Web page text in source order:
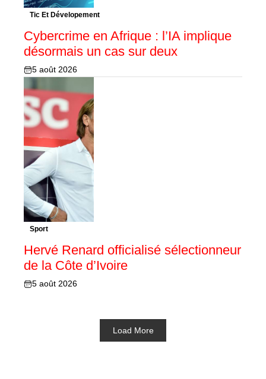
Tic Et Dévelopement
Cybercrime en Afrique : l’IA implique
désormais un cas sur deux
5 août 2026
Sport
Hervé Renard officialisé sélectionneur
de la Côte d’Ivoire
5 août 2026
Load More